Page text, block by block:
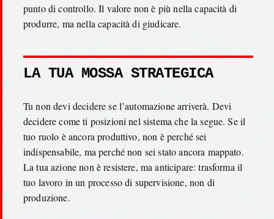
punto di controllo. Il valore non è più nella capacità di
produrre, ma nella capacità di giudicare.
LA TUA MOSSA STRATEGICA
Tu non devi decidere se l’automazione arriverà. Devi
decidere come ti posizioni nel sistema che la segue. Se il
tuo ruolo è ancora produttivo, non è perché sei
indispensabile, ma perché non sei stato ancora mappato.
La tua azione non è resistere, ma anticipare: trasforma il
tuo lavoro in un processo di supervisione, non di
produzione.